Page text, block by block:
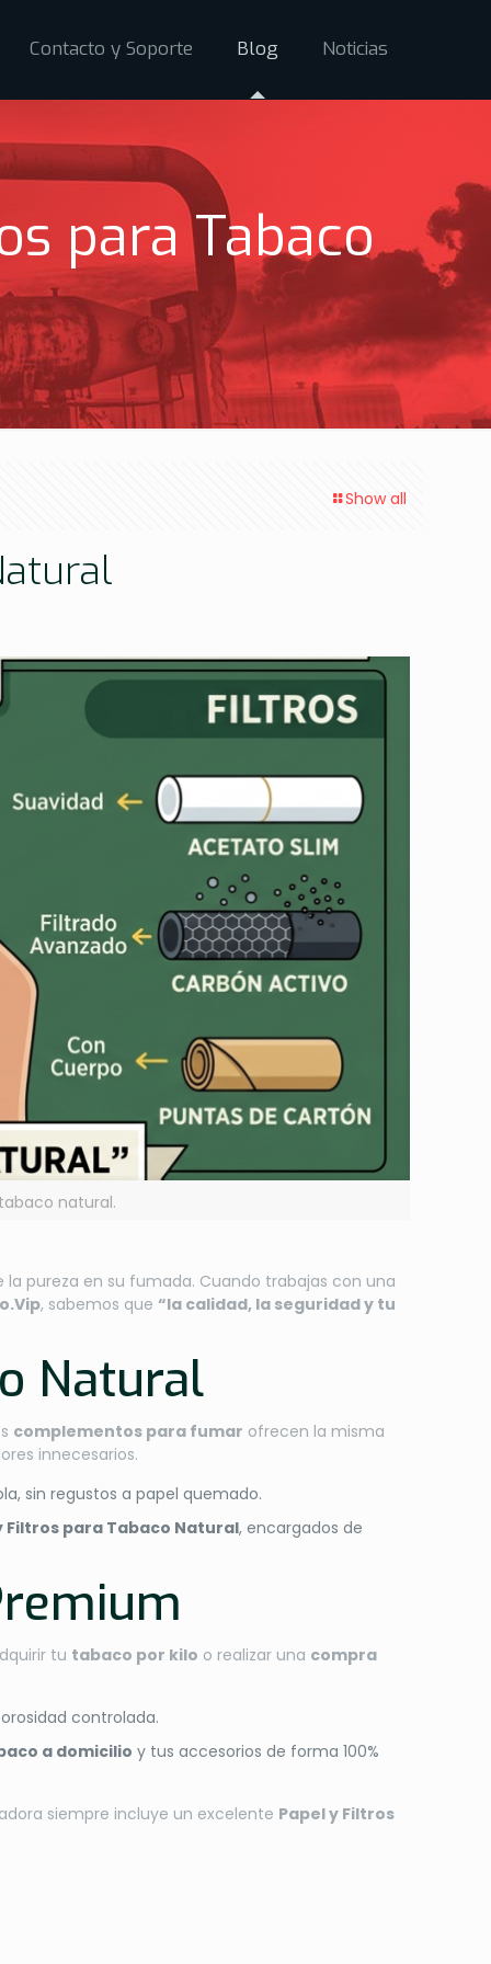
Contacto y Soporte Blog Noticias
para Tabaco
Show all
natural.
pureza en su fumada. Cuando trabajas con una
, sabemos que“la calidad, la seguridad y tu
Natural
complementos para fumar ofrecen la misma
innecesarios.
sin regustos a papel quemado.
Filtros para Tabaco Natural, encargados de
tu tabaco por kilo o realizar una compra
controlada.
a domicilio y tus accesorios de forma 100%
siempre incluye un excelente Papel y Filtros